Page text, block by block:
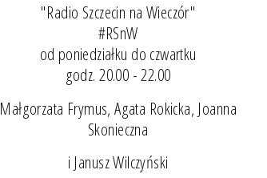
"Radio Szczecin na Wieczór"
#RSnW
od poniedziałku do czwartku
godz. 20.00 - 22.00
Małgorzata Frymus, Agata Rokicka, Joanna
Skonieczna
i Janusz Wilczyński